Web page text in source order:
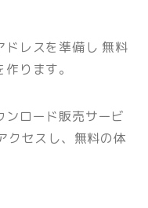
ドレスを準備し 無料
ります。
ンロード販売サービ
クセスし、無料の体